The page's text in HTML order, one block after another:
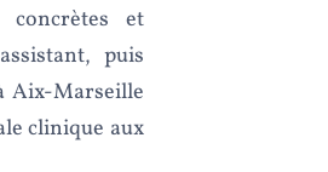
concrètes et
puis
Aix-Marseille
clinique aux